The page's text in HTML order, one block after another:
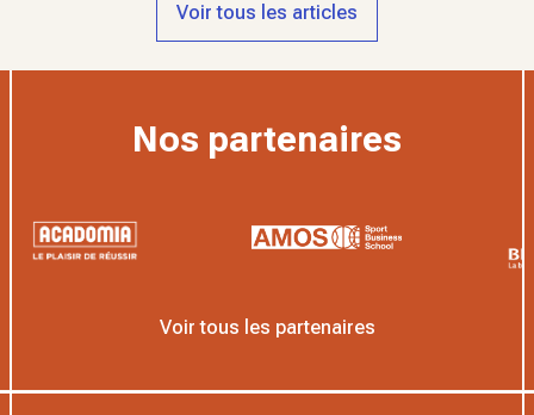
Voir tous les articles
Nos partenaires
Voir tous les partenaires